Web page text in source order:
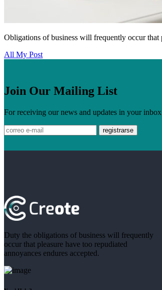
Obligations of business will frequently occur that
All My Post
Join Our Mailing List
For receiving our news and updates in your
Duty the obligations of business will frequently
occur that pleasure have too repudiated
annoyances endures accepted.